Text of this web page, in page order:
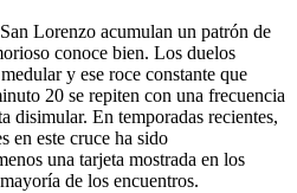
Lorenzo acumulan un patrón de
conoce bien. Los duelos
y ese roce constante que
20 se repiten con una frecuencia
disimular. En temporadas recientes,
en este cruce ha sido
una tarjeta mostrada en los
de los encuentros.